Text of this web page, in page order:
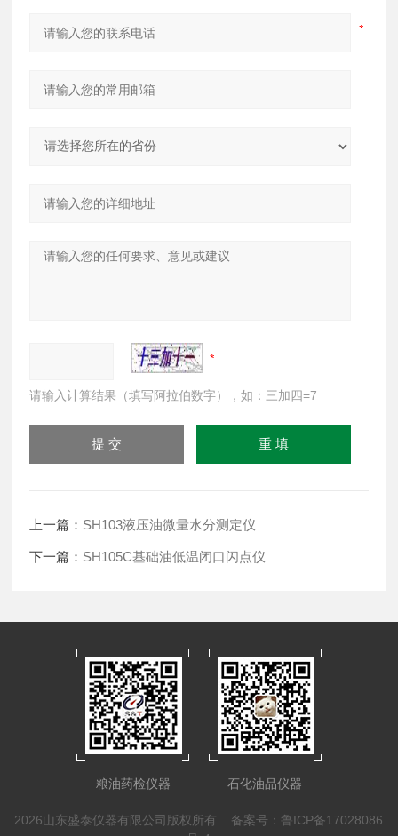
请输入计算结果（填写阿拉伯数字），如：三加四=7
上一篇： SH103液压油微量水分测定仪
下一篇： SH105C基础油低温闭口闪点仪
粮油药检仪器 石化油品仪器
2026山东盛泰仪器有限公司版权所有 备案号：鲁ICP备17028086